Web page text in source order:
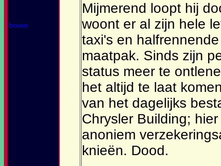
boven
Mijmerend loopt hij
woont er al zijn hele
taxi's en
maatpak. Sinds zijn
status meer te
het altijd te laat
van het dagelijks
Chrysler Building;
anoniem
knieën. Dood.